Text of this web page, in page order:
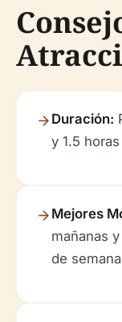
Duración:
y 1.5
Mejores
mañanas
de